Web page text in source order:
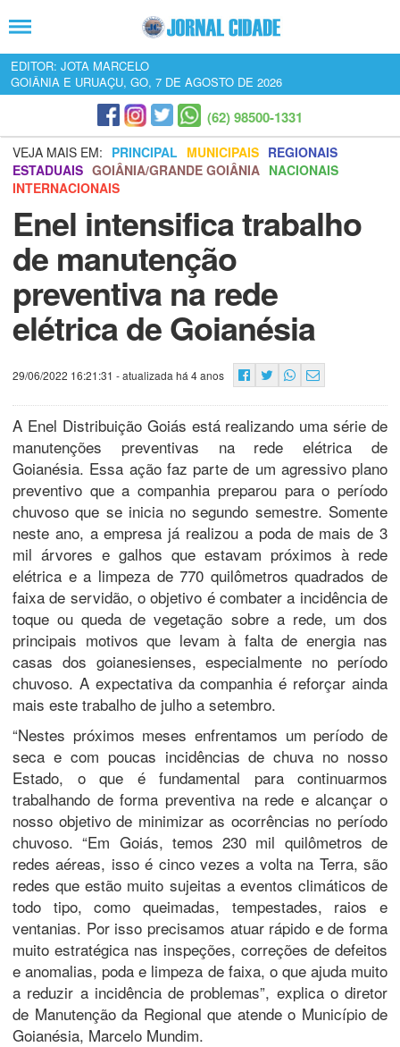
EDITOR: JOTA MARCELO
GOIÂNIA E URUAÇU, GO, 7 DE AGOSTO DE 2026
(62) 98500-1331
VEJA MAIS EM: PRINCIPAL MUNICIPAIS REGIONAIS
ESTADUAIS GOIÂNIA/GRANDE GOIÂNIA NACIONAIS
INTERNACIONAIS
Enel intensifica trabalho
de manutenção
preventiva na rede
elétrica de Goianésia
29/06/2022 16:21:31 - atualizada há 4 anos
A Enel Distribuição Goiás está realizando uma série de
manutenções preventivas na rede elétrica de
Goianésia. Essa ação faz parte de um agressivo plano
preventivo que a companhia preparou para o período
chuvoso que se inicia no segundo semestre. Somente
neste ano, a empresa já realizou a poda de mais de 3
mil árvores e galhos que estavam próximos à rede
elétrica e a limpeza de 770 quilômetros quadrados de
faixa de servidão, o objetivo é combater a incidência de
toque ou queda de vegetação sobre a rede, um dos
principais motivos que levam à falta de energia nas
casas dos goianesienses, especialmente no período
chuvoso. A expectativa da companhia é reforçar ainda
mais este trabalho de julho a setembro.
“Nestes próximos meses enfrentamos um período de
seca e com poucas incidências de chuva no nosso
Estado, o que é fundamental para continuarmos
trabalhando de forma preventiva na rede e alcançar o
nosso objetivo de minimizar as ocorrências no período
chuvoso. “Em Goiás, temos 230 mil quilômetros de
redes aéreas, isso é cinco vezes a volta na Terra, são
redes que estão muito sujeitas a eventos climáticos de
todo tipo, como queimadas, tempestades, raios e
ventanias. Por isso precisamos atuar rápido e de forma
muito estratégica nas inspeções, correções de defeitos
e anomalias, poda e limpeza de faixa, o que ajuda muito
a reduzir a incidência de problemas”, explica o diretor
de Manutenção da Regional que atende o Município de
Goianésia, Marcelo Mundim.